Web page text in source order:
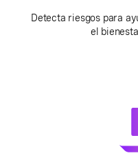
Detecta riesgos para
el